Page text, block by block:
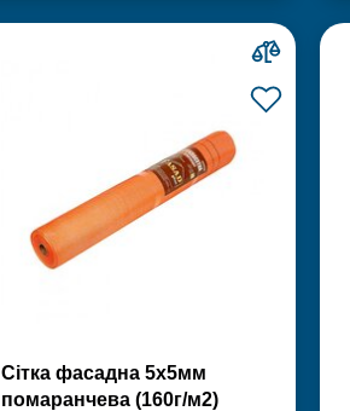
Сітка фасадна 5х5мм
помаранчева (160г/м2)